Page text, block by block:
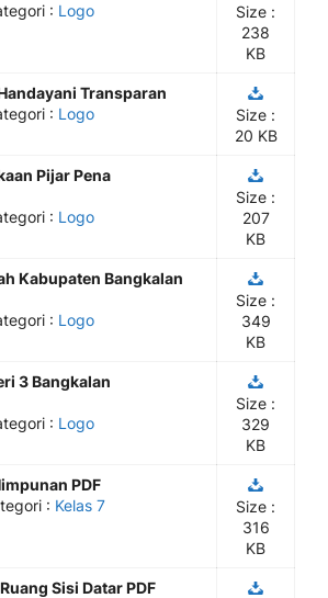
: Logo
Size :
238
KB
Transparan
: Logo
Size :
20 KB
Pijar Pena
: Logo
Size :
207
KB
Kabupaten Bangkalan
: Logo
Size :
349
KB
3 Bangkalan
: Logo
Size :
329
KB
PDF
: Kelas 7
Size :
316
KB
Sisi Datar PDF